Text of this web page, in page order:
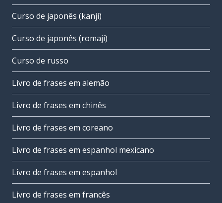
Curso de japonês (kanji)
Curso de japonês (romaji)
Curso de russo
Livro de frases em alemão
Livro de frases em chinês
Livro de frases em coreano
Livro de frases em espanhol mexicano
Livro de frases em espanhol
Livro de frases em francês